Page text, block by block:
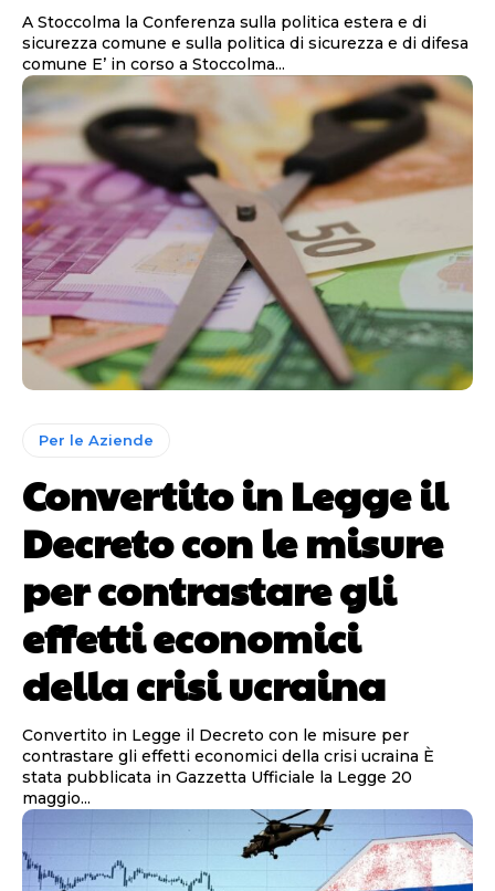
A Stoccolma la Conferenza sulla politica estera e di
sicurezza comune e sulla politica di sicurezza e di difesa
comune E’ in corso a Stoccolma...
Per le Aziende
Convertito in Legge il
Decreto con le misure
per contrastare gli
effetti economici
della crisi ucraina
Convertito in Legge il Decreto con le misure per
contrastare gli effetti economici della crisi ucraina ​È
stata pubblicata in Gazzetta Ufficiale la Legge 20
maggio...